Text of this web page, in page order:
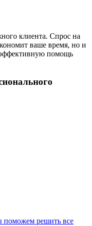
клиента. Спрос на
ваше время, но и
помощь
поможем решить все